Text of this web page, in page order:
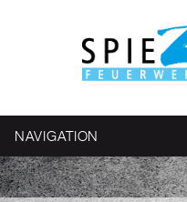
NAVIGATION